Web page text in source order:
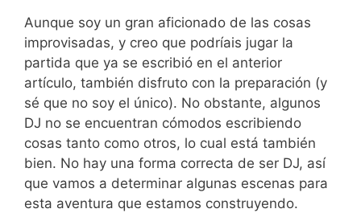
Aunque soy un gran aficionado de las cosas
improvisadas, y creo que podríais jugar la
partida que ya se escribió en el anterior
artículo, también disfruto con la preparación (y
sé que no soy el único). No obstante, algunos
DJ no se encuentran cómodos escribiendo
cosas tanto como otros, lo cual está también
bien. No hay una forma correcta de ser DJ, así
que vamos a determinar algunas escenas para
esta aventura que estamos construyendo.